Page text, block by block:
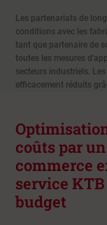
Les partenariats de
conditions avec les
tant que partenaire de
toutes les mesures
secteurs industriels.
efficacement réduits
coûts par
commerce
service
budget